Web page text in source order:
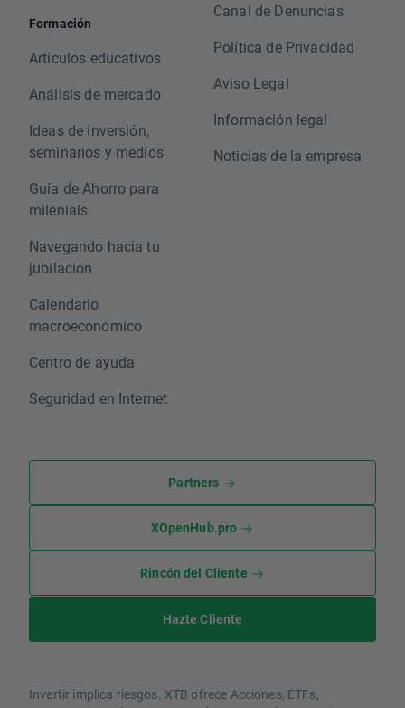
Formación
Artículos educativos
Análisis de mercado
Ideas de inversión,
seminarios y medios
Guía de Ahorro para
milenials
Navegando hacia tu
jubilación
Calendario
macroeconómico
Centro de ayuda
Seguridad en Internet
Canal de Denuncias
Política de Privacidad
Aviso Legal
Información legal
Noticias de la empresa
Partners
XOpenHub.pro
Rincón del Cliente
Hazte Cliente
Invertir implica riesgos. XTB ofrece Acciones, ETFs,